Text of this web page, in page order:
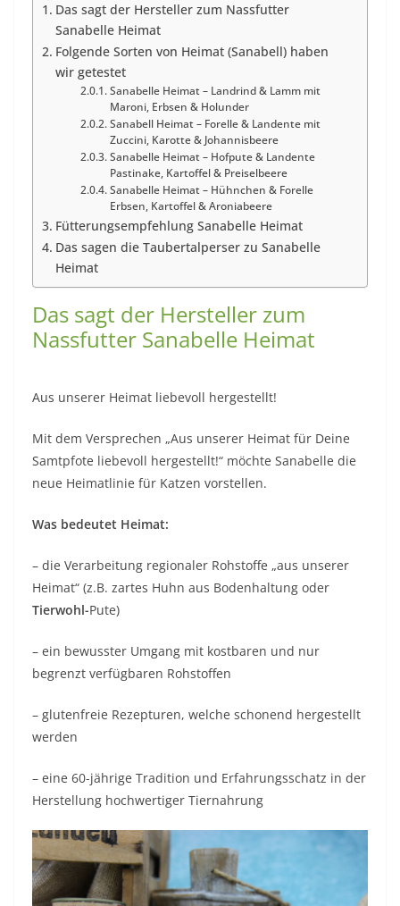
Das sagt der Hersteller zum Nassfutter
Sanabelle Heimat
Folgende Sorten von Heimat (Sanabell) haben
wir getestet
Sanabelle Heimat – Landrind & Lamm mit
Maroni, Erbsen & Holunder
Sanabell Heimat – Forelle & Landente mit
Zuccini, Karotte & Johannisbeere
Sanabelle Heimat – Hofpute & Landente
Pastinake, Kartoffel & Preiselbeere
Sanabelle Heimat – Hühnchen & Forelle
Erbsen, Kartoffel & Aroniabeere
Fütterungsempfehlung Sanabelle Heimat
Das sagen die Taubertalperser zu Sanabelle
Heimat
Das sagt der Hersteller zum
Nassfutter Sanabelle Heimat
Aus unserer Heimat liebevoll hergestellt!
Mit dem Versprechen „Aus unserer Heimat für Deine
Samtpfote liebevoll hergestellt!“ möchte Sanabelle die
neue Heimatlinie für Katzen vorstellen.
Was bedeutet Heimat:
– die Verarbeitung regionaler Rohstoffe „aus unserer
Heimat“ (z.B. zartes Huhn aus Bodenhaltung oder
Tierwohl-Pute)
– ein bewusster Umgang mit kostbaren und nur
begrenzt verfügbaren Rohstoffen
– glutenfreie Rezepturen, welche schonend hergestellt
werden
– eine 60-jährige Tradition und Erfahrungsschatz in der
Herstellung hochwertiger Tiernahrung